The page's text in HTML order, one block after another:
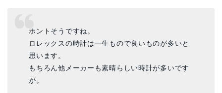
ホントそうですね。
ロレックスの時計は一生もので良いものが多いと
思います。
もちろん他メーカーも素晴らしい時計が多いです
が。